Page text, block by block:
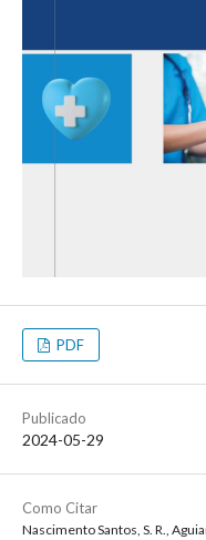
PDF
Publicado
2024-05-29
Como Citar
Nascimento Santos, S. R.,